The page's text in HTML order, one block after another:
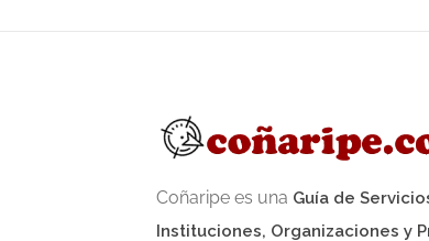
Coñaripe es una Guía de
Instituciones, Organizaciones y